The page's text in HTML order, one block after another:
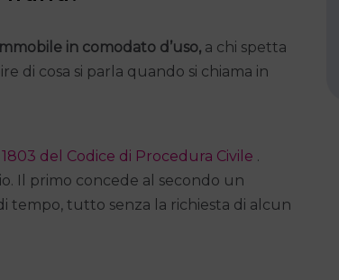
in comodato d’uso, a chi spetta
di cosa si parla quando si chiama in
1803 del Codice di Procedura Civile .
Il primo concede al secondo un
tempo, tutto senza la richiesta di alcun